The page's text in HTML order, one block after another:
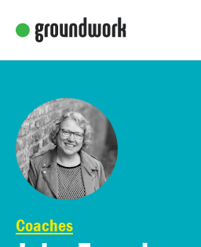
Coaches